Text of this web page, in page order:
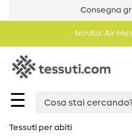
Consegna
Novità: Air
☰
Tessuti per abiti